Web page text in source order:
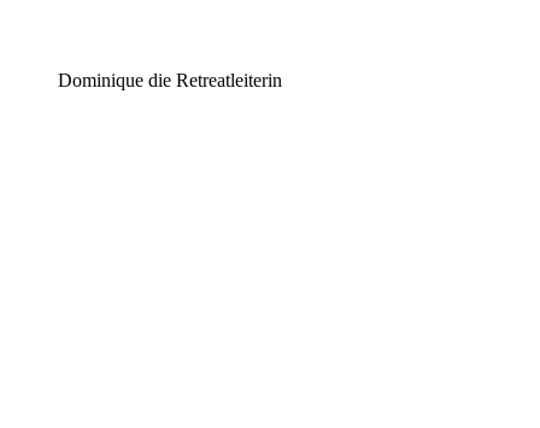
Dominique die Retreatleiterin